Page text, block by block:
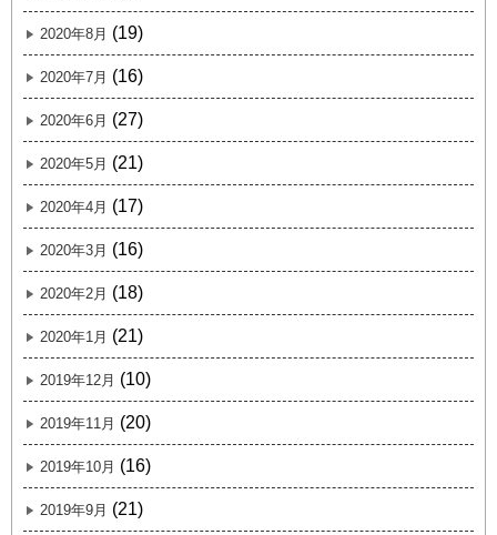
2020年8月 (19)
2020年7月 (16)
2020年6月 (27)
2020年5月 (21)
2020年4月 (17)
2020年3月 (16)
2020年2月 (18)
2020年1月 (21)
2019年12月 (10)
2019年11月 (20)
2019年10月 (16)
2019年9月 (21)